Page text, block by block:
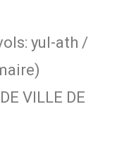
yul-ath /
VILLE DE